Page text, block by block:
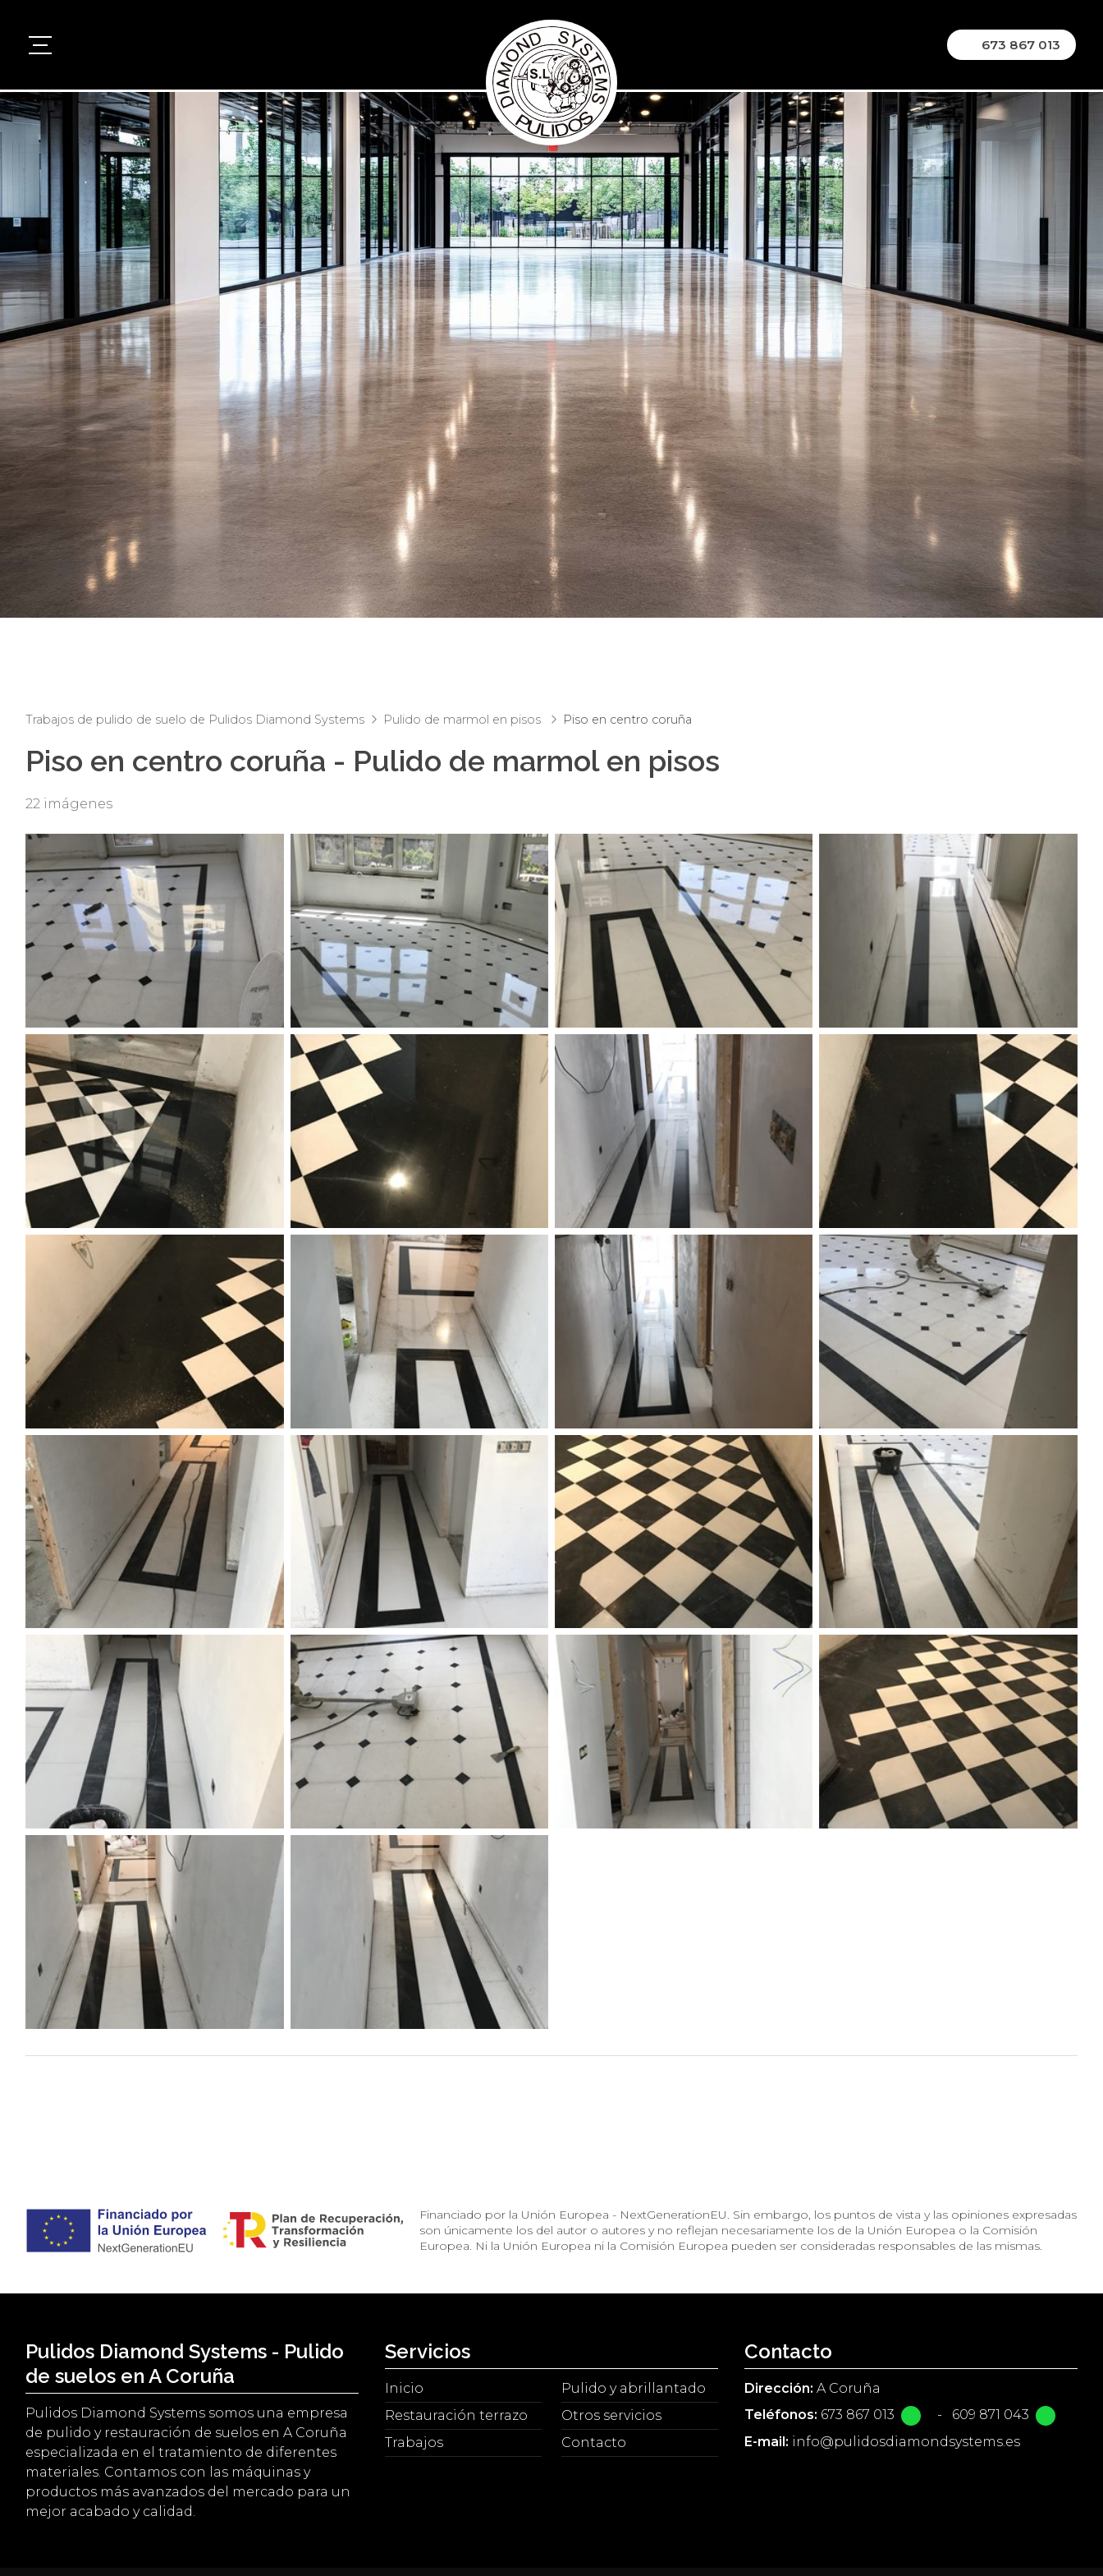
673 867 013
Trabajos de pulido de suelo de Pulidos Diamond Systems Pulido de marmol en pisos Piso en centro coruña
Piso en centro coruña - Pulido de marmol en pisos
22 imágenes
Financiado por la Unión Europea - NextGenerationEU. Sin embargo, los puntos de vista y las opiniones expresadas
son únicamente los del autor o autores y no reflejan necesariamente los de la Unión Europea o la Comisión
Europea. Ni la Unión Europea ni la Comisión Europea pueden ser consideradas responsables de las mismas.
Pulidos Diamond Systems - Pulido
de suelos en A Coruña
Pulidos Diamond Systems somos una empresa
de pulido y restauración de suelos en A Coruña
especializada en el tratamiento de diferentes
materiales. Contamos con las máquinas y
productos más avanzados del mercado para un
mejor acabado y calidad.
Servicios
Inicio
Pulido y abrillantado
Restauración terrazo
Otros servicios
Trabajos
Contacto
Contacto
Dirección: A Coruña
Teléfonos: 673 867 013 -
609 871 043
E-mail: info@pulidosdiamondsystems.es